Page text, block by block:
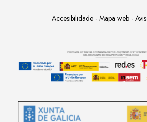
Accesibilidade - Mapa web -